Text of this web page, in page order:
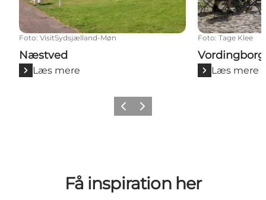
Foto: VisitSydsjælland-Møn
Næstved
Læs mere
Foto: Tage Klee
Vordingborg
Læs mere
ForrigeNæste
Få inspiration her